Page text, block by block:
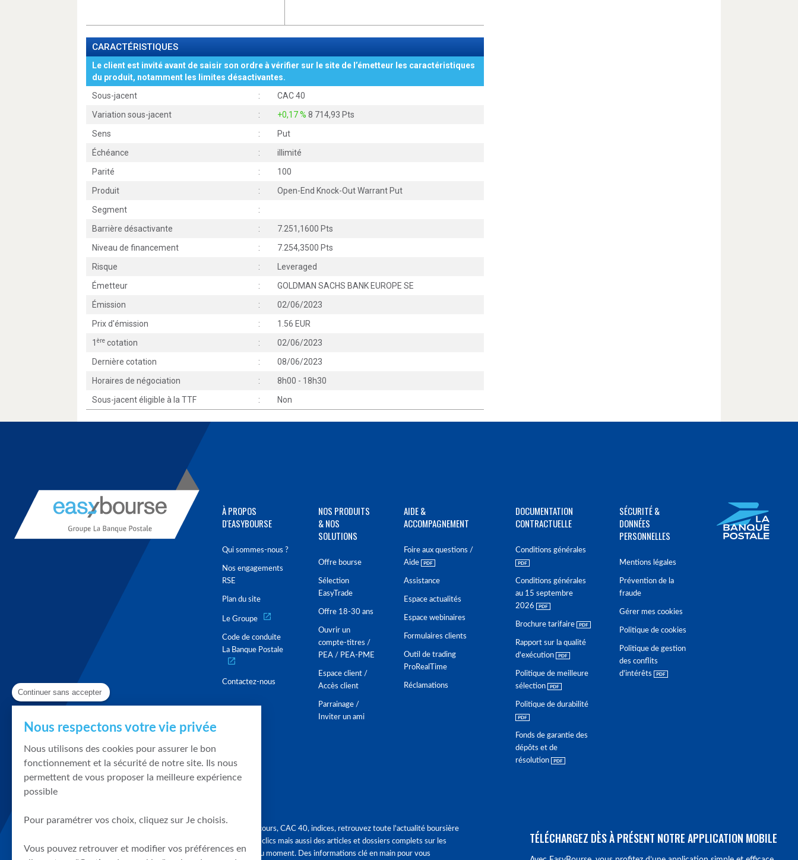
CARACTÉRISTIQUES
Le client est invité avant de saisir son ordre à vérifier sur le site de l’émetteur les caractéristiques
du produit, notamment les limites désactivantes.
Sous-jacent
:
CAC 40
Variation sous-jacent
: +0,17 % 8 714,93 Pts
Sens
:
Put
Échéance
:
illimité
Parité
:
100
Produit
:
Open-End Knock-Out Warrant Put
Segment
:
Barrière désactivante
:
7.251,1600 Pts
Niveau de financement
:
7.254,3500 Pts
Risque
:
Leveraged
Émetteur
:
GOLDMAN SACHS BANK EUROPE SE
Émission
:
02/06/2023
Prix d'émission
:
1.56 EUR
1 ère cotation :
02/06/2023
Dernière cotation
:
08/06/2023
Horaires de négociation
:
8h00 - 18h30
Sous-jacent éligible à la TTF
: Non
À PROPOS
D'EASYBOURSE
Qui sommes-nous ?
Nos engagements
RSE
Plan du site
Le Groupe
Code de conduite
La Banque Postale
Contactez-nous
NOS PRODUITS
& NOS
SOLUTIONS
Offre bourse
Sélection
EasyTrade
Offre 18-30 ans
Ouvrir un
compte-titres /
PEA / PEA-PME
Espace client /
Accès client
Parrainage /
Inviter un ami
AIDE &
ACCOMPAGNEMENT
Foire aux questions /
Aide
Assistance
Espace actualités
Espace webinaires
Formulaires clients
Outil de trading
ProRealTime
Réclamations
DOCUMENTATION
CONTRACTUELLE
Conditions générales
Conditions générales
au 15 septembre
2026
Brochure tarifaire
Rapport sur la qualité
d'exécution
Politique de meilleure
sélection
Politique de durabilité
Fonds de garantie des
dépôts et de
résolution
SÉCURITÉ &
DONNÉES
PERSONNELLES
Mentions légales
Prévention de la
fraude
Gérer mes cookies
Politique de cookies
Politique de gestion
des conflits
d'intérêts
Graphique, cours, CAC 40, indices, retrouvez toute l'actualité boursière
en quelques clics mais aussi des articles et dossiers complets sur les
tendances du moment. Des informations clé en main pour vous
TÉLÉCHARGEZ DÈS À PRÉSENT NOTRE APPLICATION MOBILE
Continuer sans accepter
Nous respectons votre vie privée
Nous utilisons des cookies pour assurer le bon
fonctionnement et la sécurité de notre site. Ils nous
permettent de vous proposer la meilleure expérience
possible
Pour paramétrer vos choix, cliquez sur Je choisis.
Vous pouvez retrouver et modifier vos préférences en